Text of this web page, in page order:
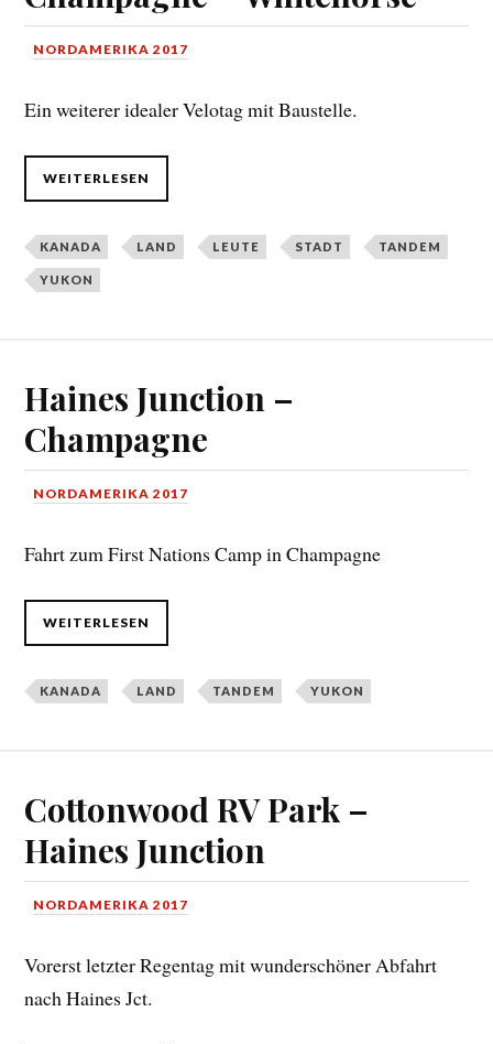
NORDAMERIKA 2017
Ein weiterer idealer Velotag mit Baustelle.
WEITERLESEN
KANADA LAND LEUTE STADT TANDEM
YUKON
Haines Junction –
Champagne
NORDAMERIKA 2017
Fahrt zum First Nations Camp in Champagne
WEITERLESEN
KANADA LAND TANDEM YUKON
Cottonwood RV Park –
Haines Junction
NORDAMERIKA 2017
Vorerst letzter Regentag mit wunderschöner Abfahrt
nach Haines Jct.